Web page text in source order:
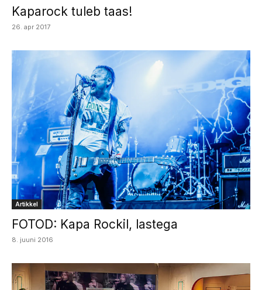
Kaparock tuleb taas!
26. apr 2017
Artikkel
FOTOD: Kapa Rockil, lastega
8. juuni 2016